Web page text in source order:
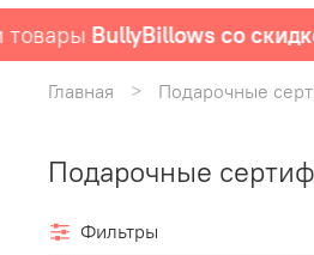
BullyBillows со
Главная Подарочные
Подарочные
Фильтры